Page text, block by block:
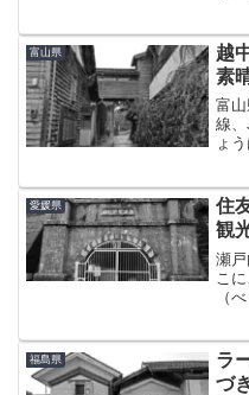
ら
り
富山県
越
素
富
線
ょ
の
の
愛媛県
住
観
瀬
こ
（
子
福島県
ラ
づ